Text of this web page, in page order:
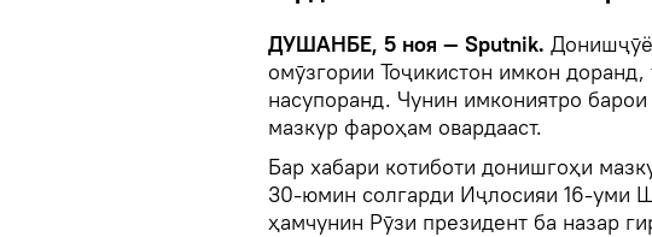
ДУШАНБЕ, 5 ноя — Sputnik.
омӯзгории Тоҷикистон имкон
насупоранд. Чунин имкониятро
мазкур фароҳам овардааст.
Бар хабари котиботи донишгоҳи
30-юмин солгарди Иҷлосияи 16-уми
ҳамчунин Рӯзи президент ба назар